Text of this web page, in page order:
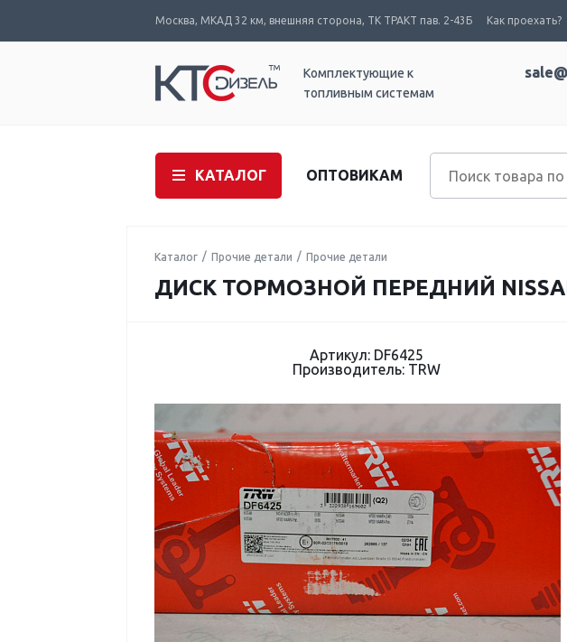
Москва, МКАД 32 км, внешняя сторона, ТК ТРАКТ пав. 2-43Б Как проехать?
Комплектующие к
топливным системам
КАТАЛОГ ОПТОВИКАМ
Каталог Прочие детали Прочие детали
ДИСК ТОРМОЗНОЙ ПЕРЕДНИЙ
Артикул: DF6425
Производитель: TRW